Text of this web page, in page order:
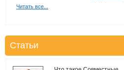
Читать все...
Статьи